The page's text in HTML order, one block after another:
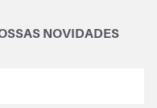
NOVIDADES